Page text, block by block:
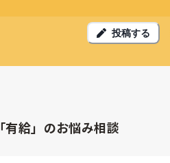
投稿する
「有給」のお悩み相談